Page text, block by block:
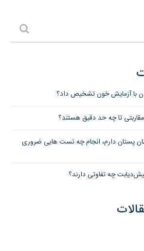
با آزمایش خون تشخیص داد؟
تا چه حد دقیق هستند؟
پستان دارم، انجام چه تست هایی ضروری
چه تفاوتی دارند؟